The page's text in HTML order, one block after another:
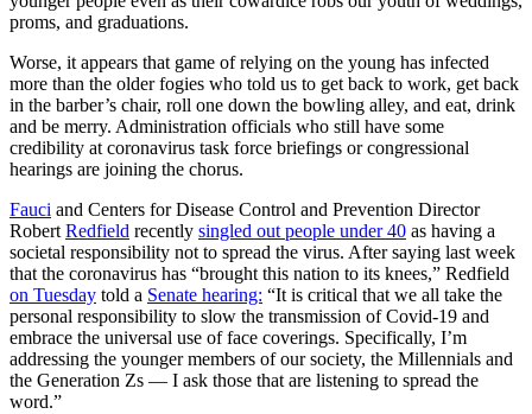
proms, and graduations.
Worse, it appears that game of relying on the young has infected
more than the older fogies who told us to get back to work, get back
in the barber’s chair, roll one down the bowling alley, and eat, drink
and be merry. Administration officials who still have some
credibility at coronavirus task force briefings or congressional
hearings are joining the chorus.
Fauci and Centers for Disease Control and Prevention Director
Robert Redfield recently singled out people under 40 as having a
societal responsibility not to spread the virus. After saying last week
that the coronavirus has “brought this nation to its knees,” Redfield
on Tuesday told a Senate hearing: “It is critical that we all take the
personal responsibility to slow the transmission of Covid-19 and
embrace the universal use of face coverings. Specifically, I’m
addressing the younger members of our society, the Millennials and
the Generation Zs — I ask those that are listening to spread the
word.”